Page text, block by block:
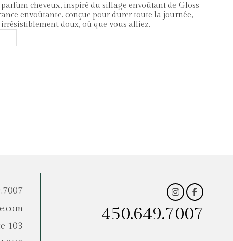
cheveux, inspiré du sillage envoûtant de Gloss
envoûtante, conçue pour durer toute la journée,
doux, où que vous alliez.
103
450.649.7007